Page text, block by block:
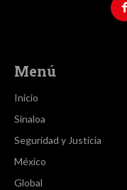
Menú
Inicio
Sinaloa
Seguridad y Justicia
México
Global